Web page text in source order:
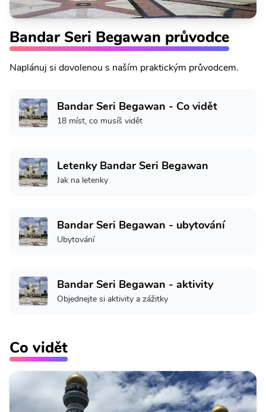
Bandar Seri Begawan průvodce
Naplánuj si dovolenou s naším praktickým průvodcem.
Bandar Seri Begawan - Co vidět
18 míst, co musíš vidět
Letenky Bandar Seri Begawan
Jak na letenky
Bandar Seri Begawan - ubytování
Ubytování
Bandar Seri Begawan - aktivity
Objednejte si aktivity a zážitky
Co vidět